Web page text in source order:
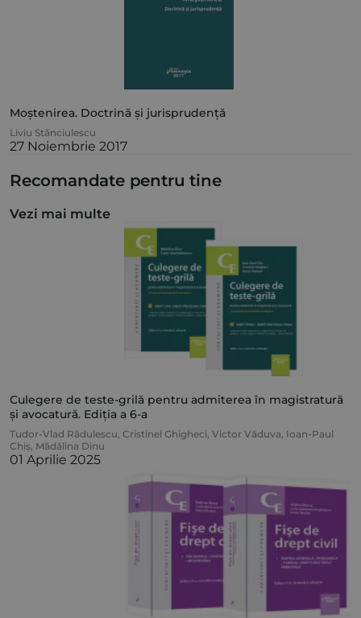
Moștenirea. Doctrină și jurisprudență
Liviu Stănciulescu
27 Noiembrie 2017
Recomandate pentru tine
Vezi mai multe
Culegere de teste-grilă pentru admiterea în magistratură
și avocatură. Ediția a 6-a
Tudor-Vlad Rădulescu, Cristinel Ghigheci, Victor Văduva, Ioan-Paul
Chiș, Mădălina Dinu
01 Aprilie 2025